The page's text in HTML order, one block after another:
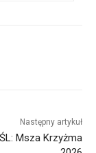
Następny artykuł
Msza Krzyżma